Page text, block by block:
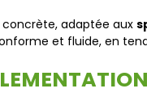
adaptée aux
et fluide, en